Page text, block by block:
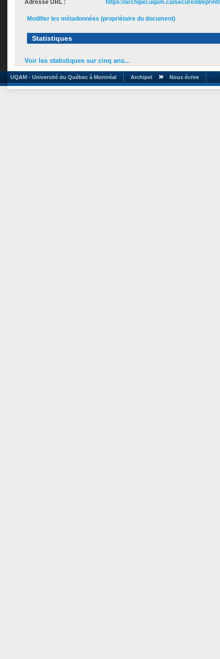
Adresse URL : https://archipel.uqam.ca/secure/id/
Modifier les métadonnées (propriétaire du document)
Statistiques
Voir les statistiques sur cinq ans...
UQAM - Université du Québec à Montréal Archipel Nous écrire